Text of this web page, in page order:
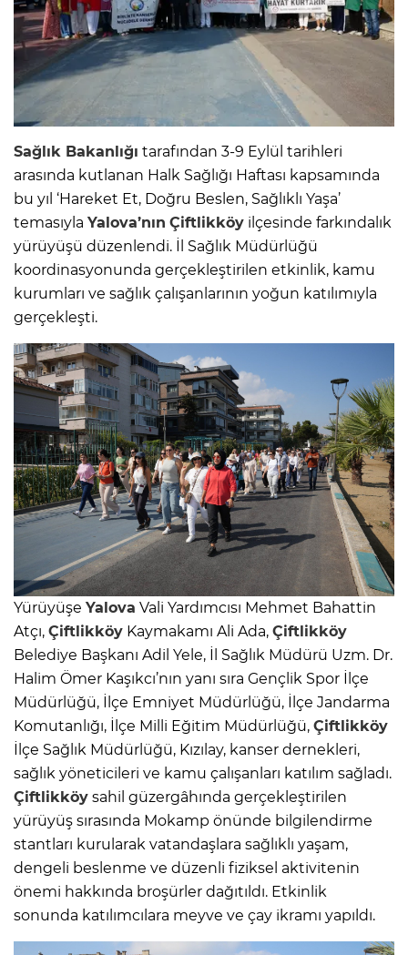
Sağlık Bakanlığı tarafından 3-9 Eylül tarihleri
arasında kutlanan Halk Sağlığı Haftası kapsamında
bu yıl ‘Hareket Et, Doğru Beslen, Sağlıklı Yaşa’
temasıyla Yalova’nın Çiftlikköy ilçesinde farkındalık
yürüyüşü düzenlendi. İl Sağlık Müdürlüğü
koordinasyonunda gerçekleştirilen etkinlik, kamu
kurumları ve sağlık çalışanlarının yoğun katılımıyla
gerçekleşti.
Yürüyüşe Yalova Vali Yardımcısı Mehmet Bahattin
Atçı, Çiftlikköy Kaymakamı Ali Ada, Çiftlikköy
Belediye Başkanı Adil Yele, İl Sağlık Müdürü Uzm. Dr.
Halim Ömer Kaşıkcı’nın yanı sıra Gençlik Spor İlçe
Müdürlüğü, İlçe Emniyet Müdürlüğü, İlçe Jandarma
Komutanlığı, İlçe Milli Eğitim Müdürlüğü, Çiftlikköy
İlçe Sağlık Müdürlüğü, Kızılay, kanser dernekleri,
sağlık yöneticileri ve kamu çalışanları katılım sağladı.
Çiftlikköy sahil güzergâhında gerçekleştirilen
yürüyüş sırasında Mokamp önünde bilgilendirme
stantları kurularak vatandaşlara sağlıklı yaşam,
dengeli beslenme ve düzenli fiziksel aktivitenin
önemi hakkında broşürler dağıtıldı. Etkinlik
sonunda katılımcılara meyve ve çay ikramı yapıldı.